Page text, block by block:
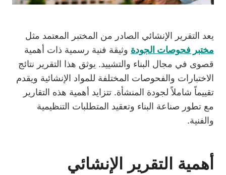
يعد التقرير الإنشائي الصادر من المختبر المعتمد مثل
مختبر فحوصات الجودة وثيقة فنية رسمية ذات أهمية
قصوى في مجال البناء والتشييد. يوثق هذا التقرير نتائج
الاختبارات والفحوصات المختلفة للمواد الإنشائية ويقدم
تقييماً شاملاً لجودة المنشأة. تتزايد أهمية هذه التقارير
مع تطور صناعة البناء وتعقيد المتطلبات التنظيمية
والفنية.
أهمية التقرير الإنشائي